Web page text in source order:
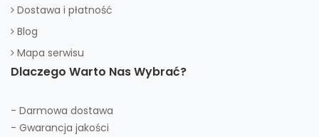
Dostawa i płatność
Blog
Mapa serwisu
Dlaczego Warto Nas Wybrać?
- Darmowa dostawa
- Gwarancja jakości